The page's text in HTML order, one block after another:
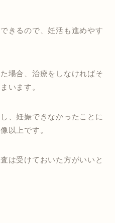
きるので、妊活も進めやす
場合、治療をしなければそ
います。
、妊娠できなかったことに
以上です。
は受けておいた方がいいと